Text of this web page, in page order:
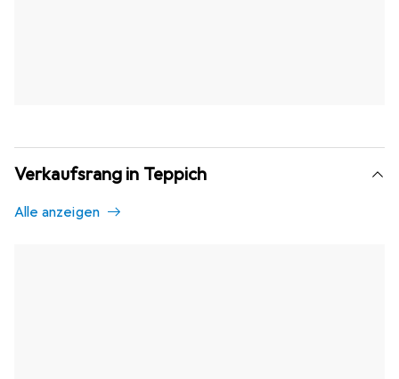
Verkaufsrang in Teppich
Alle anzeigen